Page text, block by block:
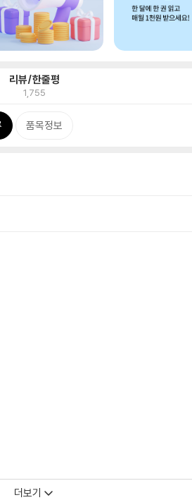
리뷰/한줄평
1,755
품목정보
더보기